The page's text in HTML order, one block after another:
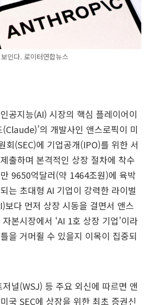
인다. 로이터연합뉴스
공지능(AI) 시장의 핵심 플레이어이
(Claude)’의 개발사인 앤스로픽이 미
회(SEC)에 기업공개(IPO)를 위한 서
출하며 본격적인 상장 절차에 착수
9650억달러(약 1464조원)에 육박
는 초대형 AI 기업이 강력한 라이벌
보다 먼저 상장 시동을 걸면서 앤스
본시장에서 ‘AI 1호 상장 기업’이라
을 거머쥘 수 있을지 이목이 집중되
널(WSJ) 등 주요 외신에 따르면 앤
국 SEC에 상장을 위한 최초 증권신